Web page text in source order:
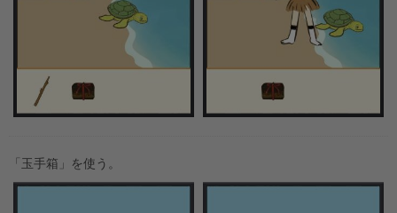
「玉手箱」を使う。